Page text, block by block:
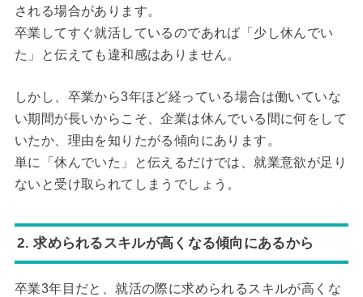
される場合があります。
卒業してすぐ就活しているのであれば「少し休んでい
た」と伝えても違和感はありません。
しかし、卒業から3年ほど経っている場合は働いていな
い期間が長いからこそ、企業は休んでいる間に何をして
いたか、理由を知りたがる傾向にあります。
単に「休んでいた」と伝えるだけでは、就業意欲が足り
ないと受け取られてしまうでしょう。
2. 求められるスキルが高くなる傾向にあるから
卒業3年目だと、就活の際に求められるスキルが高くな